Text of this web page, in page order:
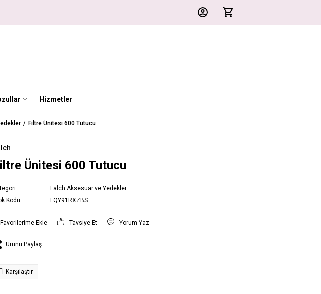
Hizmetler
Filtre Ünitesi 600 Tutucu
Ünitesi 600 Tutucu
Falch Aksesuar ve Yedekler
Kodu
FQY91RXZBS
Tavsiye Et Yorum Yaz
Ürünü Paylaş
Karşılaştır